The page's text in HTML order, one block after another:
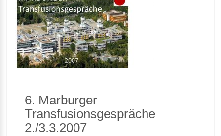
6. Marburger
Transfusionsgespräche
2./3.3.2007